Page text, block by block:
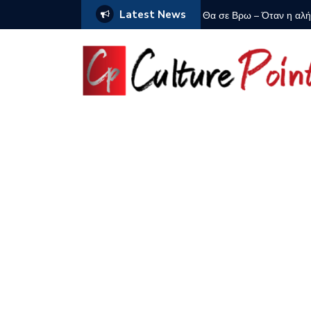
Latest News Θα σε Βρω – Όταν η